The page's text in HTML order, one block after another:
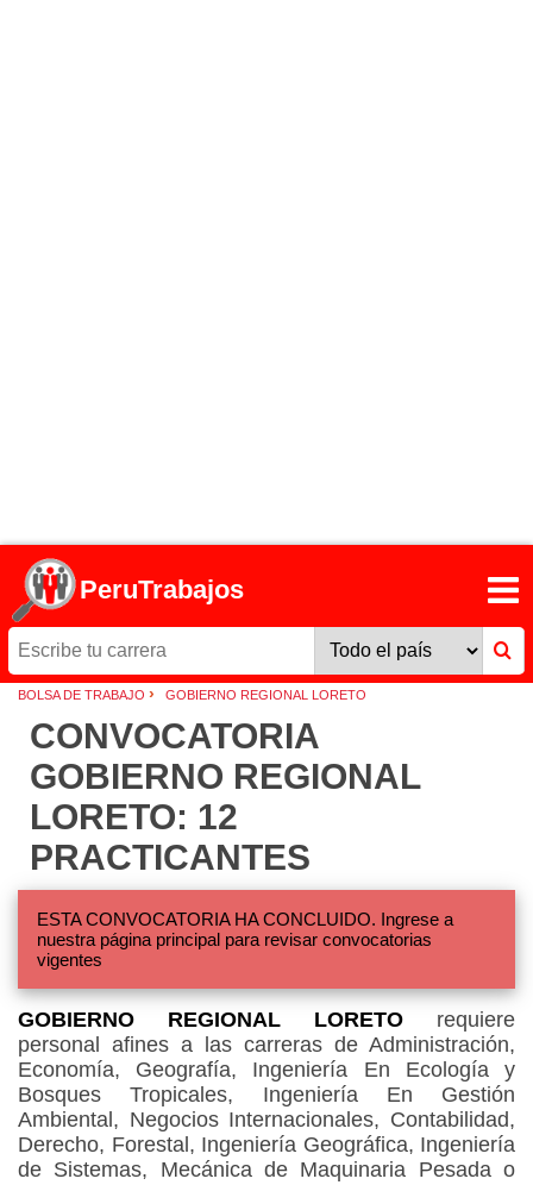
PeruTrabajos
BOLSA DE TRABAJO › GOBIERNO REGIONAL LORETO
CONVOCATORIA
GOBIERNO REGIONAL
LORETO: 12
PRACTICANTES
ESTA CONVOCATORIA HA CONCLUIDO. Ingrese a
nuestra página principal para revisar convocatorias
vigentes
GOBIERNO REGIONAL LORETO requiere
personal afines a las carreras de Administración,
Economía, Geografía, Ingeniería En Ecología y
Bosques Tropicales, Ingeniería En Gestión
Ambiental, Negocios Internacionales, Contabilidad,
Derecho, Forestal, Ingeniería Geográfica, Ingeniería
de Sistemas, Mecánica de Maquinaria Pesada o